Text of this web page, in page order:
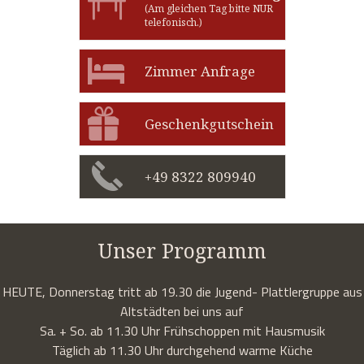
Unser Programm
HEUTE, Donnerstag tritt ab 19.30 die Jugend- Plattlergruppe aus
Altstädten bei uns auf
Sa. + So. ab 11.30 Uhr Frühschoppen mit Hausmusik
Täglich ab 11.30 Uhr durchgehend warme Küche
(Am gleichen Tag bitte NUR
telefonisch.)
Zimmer Anfrage
Geschenkgutschein
+49 8322 809940